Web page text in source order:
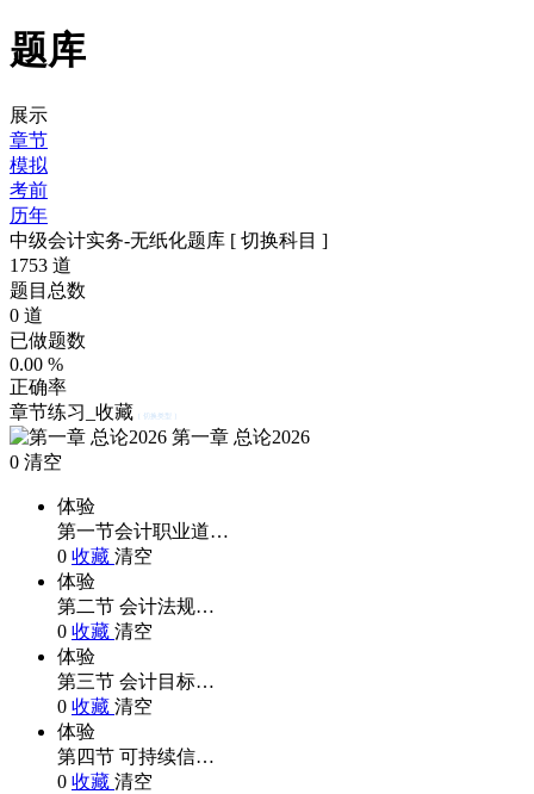
题库
展示
章节
模拟
考前
历年
中级会计实务-无纸化题库 [ 切换科目 ]
1753 道
题目总数
0 道
已做题数
0.00 %
正确率
章节练习_收藏
[ 切换类型 ]
第一章 总论2026
0 清空
体验
第一节会计职业道…
0 收藏 清空
体验
第二节 会计法规…
0 收藏 清空
体验
第三节 会计目标…
0 收藏 清空
体验
第四节 可持续信…
0 收藏 清空